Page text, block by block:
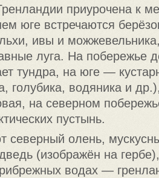
приурочена к
юге встречаются
ивы и
луга. На побережье
тундра, на юге —
голубика, водяника и
на северном
пустынь.
северный олень,
(изображён на
водах —